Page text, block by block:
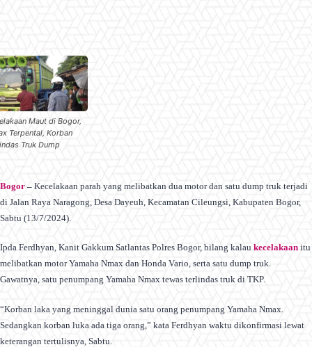
Maut di Bogor,
Terpental, Korban
Truk Dump
Bogor– Kecelakaan parah yang melibatkan dua motor dan satu dump truk terjadi
di Jalan Raya Naragong, Desa Dayeuh, Kecamatan Cileungsi, Kabupaten Bogor,
Sabtu (13/7/2024).
Ipda Ferdhyan, Kanit Gakkum Satlantas Polres Bogor, bilang kalau kecelakaan itu
melibatkan motor Yamaha Nmax dan Honda Vario, serta satu dump truk.
Gawatnya, satu penumpang Yamaha Nmax tewas terlindas truk di TKP.
“Korban laka yang meninggal dunia satu orang penumpang Yamaha Nmax.
Sedangkan korban luka ada tiga orang,” kata Ferdhyan waktu dikonfirmasi lewat
keterangan tertulisnya, Sabtu.